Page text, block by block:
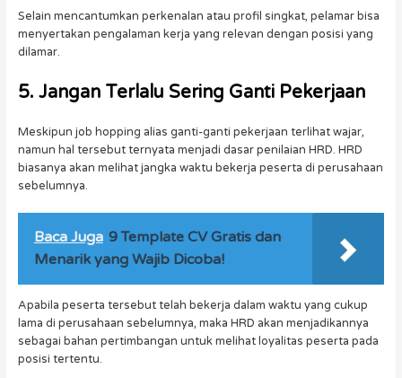
Selain mencantumkan perkenalan atau profil singkat, pelamar bisa
menyertakan pengalaman kerja yang relevan dengan posisi yang
dilamar.
5. Jangan Terlalu Sering Ganti Pekerjaan
Meskipun job hopping alias ganti-ganti pekerjaan terlihat wajar,
namun hal tersebut ternyata menjadi dasar penilaian HRD. HRD
biasanya akan melihat jangka waktu bekerja peserta di perusahaan
sebelumnya.
Baca Juga 9 Template CV Gratis dan
Menarik yang Wajib Dicoba!
Apabila peserta tersebut telah bekerja dalam waktu yang cukup
lama di perusahaan sebelumnya, maka HRD akan menjadikannya
sebagai bahan pertimbangan untuk melihat loyalitas peserta pada
posisi tertentu.